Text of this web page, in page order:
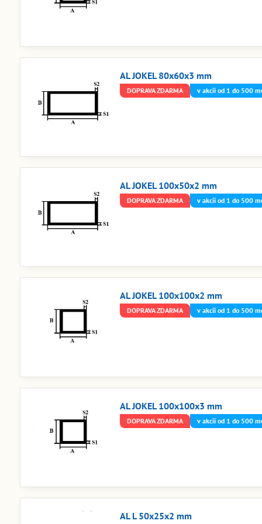
AL JOKEL 80x60x3 mm
DOPRAVA ZDARMA v akcii od 1 do 500
AL JOKEL 100x50x2 mm
DOPRAVA ZDARMA v akcii od 1 do 500
AL JOKEL 100x100x2 mm
DOPRAVA ZDARMA v akcii od 1 do 500
AL JOKEL 100x100x3 mm
DOPRAVA ZDARMA v akcii od 1 do 500
AL L 50x25x2 mm